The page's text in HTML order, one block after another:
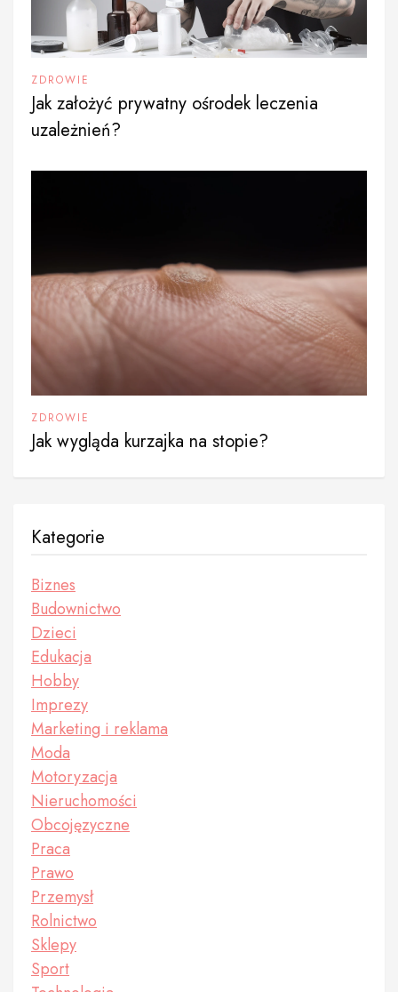
ZDROWIE
Jak założyć prywatny ośrodek leczenia
uzależnień?
ZDROWIE
Jak wygląda kurzajka na stopie?
Kategorie
Biznes
Budownictwo
Dzieci
Edukacja
Hobby
Imprezy
Marketing i reklama
Moda
Motoryzacja
Nieruchomości
Obcojęzyczne
Praca
Prawo
Przemysł
Rolnictwo
Sklepy
Sport